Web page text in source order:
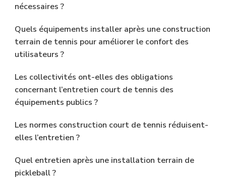
nécessaires ?
Quels équipements installer après une construction
terrain de tennis pour améliorer le confort des
utilisateurs ?
Les collectivités ont-elles des obligations
concernant l’entretien court de tennis des
équipements publics ?
Les normes construction court de tennis réduisent-
elles l’entretien ?
Quel entretien après une installation terrain de
pickleball ?